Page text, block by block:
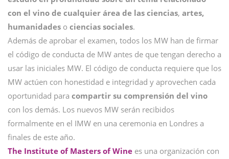
con el vino de cualquier área de las ciencias, artes,
humanidades o ciencias sociales.
Además de aprobar el examen, todos los MW han de firmar
el código de conducta de MW antes de que tengan derecho a
usar las iniciales MW. El código de conducta requiere que los
MW actúen con honestidad e integridad y aprovechen cada
oportunidad para compartir su comprensión del vino
con los demás. Los nuevos MW serán recibidos
formalmente en el IMW en una ceremonia en Londres a
finales de este año.
The Institute of Masters of Wine es una organización con